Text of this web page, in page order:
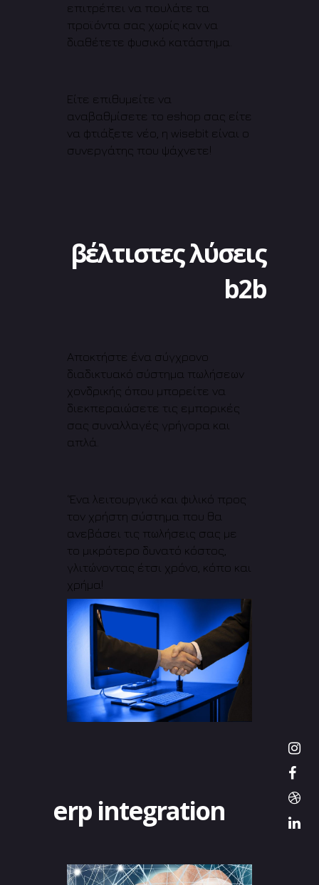
επιτρέπει να πουλάτε τα
προϊόντα σας χωρίς καν να
διαθέτετε φυσικό κατάστημα.
Είτε επιθυμείτε να
αναβαθμίσετε το eshop σας είτε
να φτιάξετε νέο, η wisebit είναι ο
συνεργάτης που ψάχνετε!
βέλτιστες λύσεις
b2b
Αποκτήστε ένα σύγχρονο
διαδικτυακό σύστημα πωλήσεων
χονδρικής όπου μπορείτε να
διεκπεραιώσετε τις εμπορικές
σας συναλλαγές γρήγορα και
απλά.
‘Ένα λειτουργικό και φιλικό προς
τον χρήστη σύστημα που θα
ανεβάσει τις πωλήσεις σας με
το μικρότερο δυνατό κόστος,
γλιτώνοντας έτσι χρόνο, κόπο και
χρήμα!
erp integration